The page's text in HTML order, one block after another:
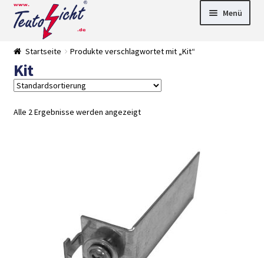
Zur
Navigation
springen
Springe
zum
Menü
Versandarten
► Zahlarten
Startseite Produkte verschlagwortet mit „Kit“
Kit
Alle 2 Ergebnisse werden angezeigt